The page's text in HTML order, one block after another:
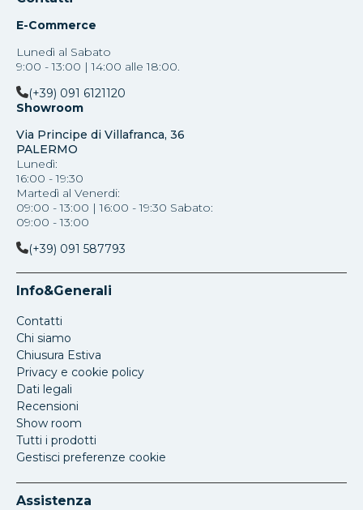
E-Commerce
Lunedì al Sabato
9:00 - 13:00 | 14:00 alle 18:00.
(+39) 091 6121120
Showroom
Via Principe di Villafranca, 36
PALERMO
Lunedì:
16:00 - 19:30
Martedì al Venerdi:
09:00 - 13:00 | 16:00 - 19:30 Sabato:
09:00 - 13:00
(+39) 091 587793
Info&Generali
Contatti
Chi siamo
Chiusura Estiva
Privacy e cookie policy
Dati legali
Recensioni
Show room
Tutti i prodotti
Gestisci preferenze cookie
Assistenza